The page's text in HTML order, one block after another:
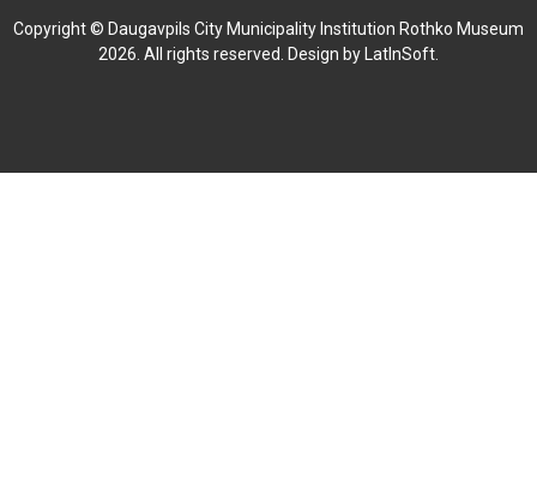
Copyright © Daugavpils City Municipality Institution Rothko Museum
2026. All rights reserved. Design by
LatInSoft